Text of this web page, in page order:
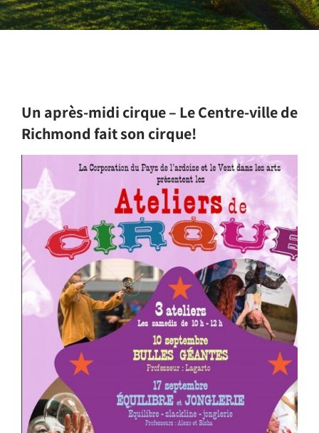
Un après-midi cirque – Le Centre-ville de
Richmond fait son cirque!